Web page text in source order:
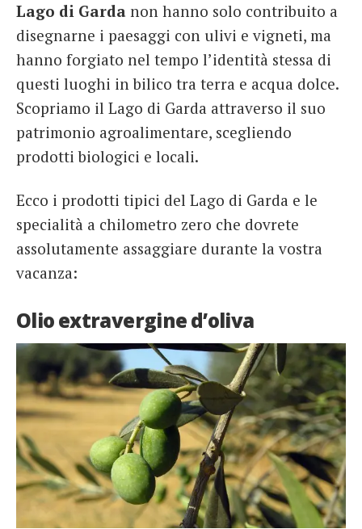
Lago di Garda non hanno solo contribuito a
disegnarne i paesaggi con ulivi e vigneti, ma
hanno forgiato nel tempo l’identità stessa di
questi luoghi in bilico tra terra e acqua dolce.
Scopriamo il Lago di Garda attraverso il suo
patrimonio agroalimentare, scegliendo
prodotti biologici e locali.
Ecco i prodotti tipici del Lago di Garda e le
specialità a chilometro zero che dovrete
assolutamente assaggiare durante la vostra
vacanza:
Olio extravergine d’oliva